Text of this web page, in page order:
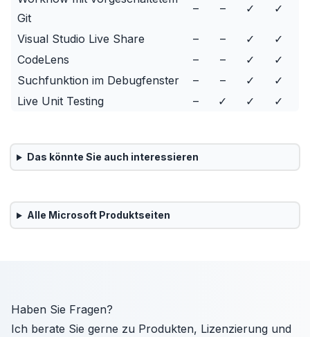
Git
– – ✓ ✓
Visual Studio Live Share – – ✓
✓
CodeLens
– – ✓
✓
Suchfunktion im Debugfenster
– – ✓
✓
Live Unit Testing
– ✓ ✓ ✓
Das könnte Sie auch interessieren
Alle MicrosoftProduktseiten
Haben Sie Fragen?
Ich berate Sie gerne zu Produkten, Lizenzierung und